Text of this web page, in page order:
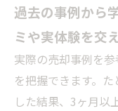
過去の事例から
ミや実体験を交
実際の売却事例を
を把握できます。
した結果、3ヶ月以